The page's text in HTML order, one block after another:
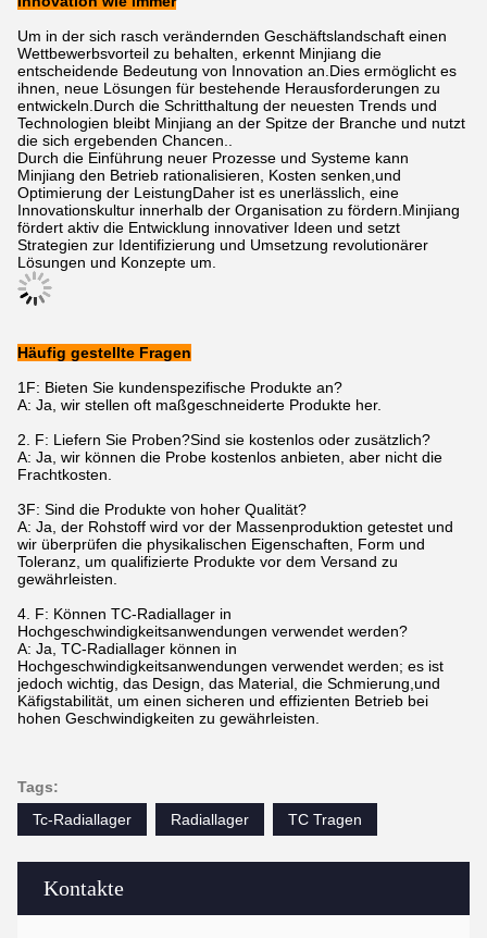
Kontakte
Um in der sich rasch verändernden Geschäftslandschaft einen
Wettbewerbsvorteil zu behalten, erkennt Minjiang die
entscheidende Bedeutung von Innovation an.Dies ermöglicht es
ihnen, neue Lösungen für bestehende Herausforderungen zu
entwickeln.Durch die Schritthaltung der neuesten Trends und
Technologien bleibt Minjiang an der Spitze der Branche und nutzt
die sich ergebenden Chancen..
Durch die Einführung neuer Prozesse und Systeme kann
Minjiang den Betrieb rationalisieren, Kosten senken,und
Optimierung der LeistungDaher ist es unerlässlich, eine
Innovationskultur innerhalb der Organisation zu fördern.Minjiang
fördert aktiv die Entwicklung innovativer Ideen und setzt
Strategien zur Identifizierung und Umsetzung revolutionärer
Lösungen und Konzepte um.
Häufig gestellte Fragen
1F: Bieten Sie kundenspezifische Produkte an?
A: Ja, wir stellen oft maßgeschneiderte Produkte her.
2. F: Liefern Sie Proben?Sind sie kostenlos oder zusätzlich?
A: Ja, wir können die Probe kostenlos anbieten, aber nicht die
Frachtkosten.
3F: Sind die Produkte von hoher Qualität?
A: Ja, der Rohstoff wird vor der Massenproduktion getestet und
wir überprüfen die physikalischen Eigenschaften, Form und
Toleranz, um qualifizierte Produkte vor dem Versand zu
gewährleisten.
4. F: Können TC-Radiallager in
Hochgeschwindigkeitsanwendungen verwendet werden?
A: Ja, TC-Radiallager können in
Hochgeschwindigkeitsanwendungen verwendet werden; es ist
jedoch wichtig, das Design, das Material, die Schmierung,und
Käfigstabilität, um einen sicheren und effizienten Betrieb bei
hohen Geschwindigkeiten zu gewährleisten.
Tags:
Tc-Radiallager
Radiallager TC Tragen